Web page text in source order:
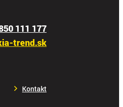
111 177
trend.sk
Kontakt